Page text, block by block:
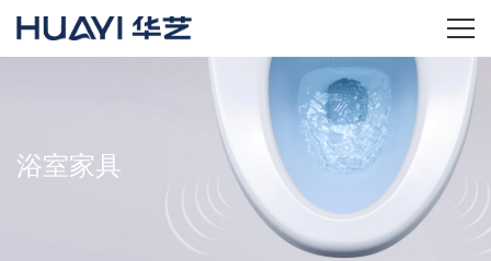
关于华艺
浴室家具